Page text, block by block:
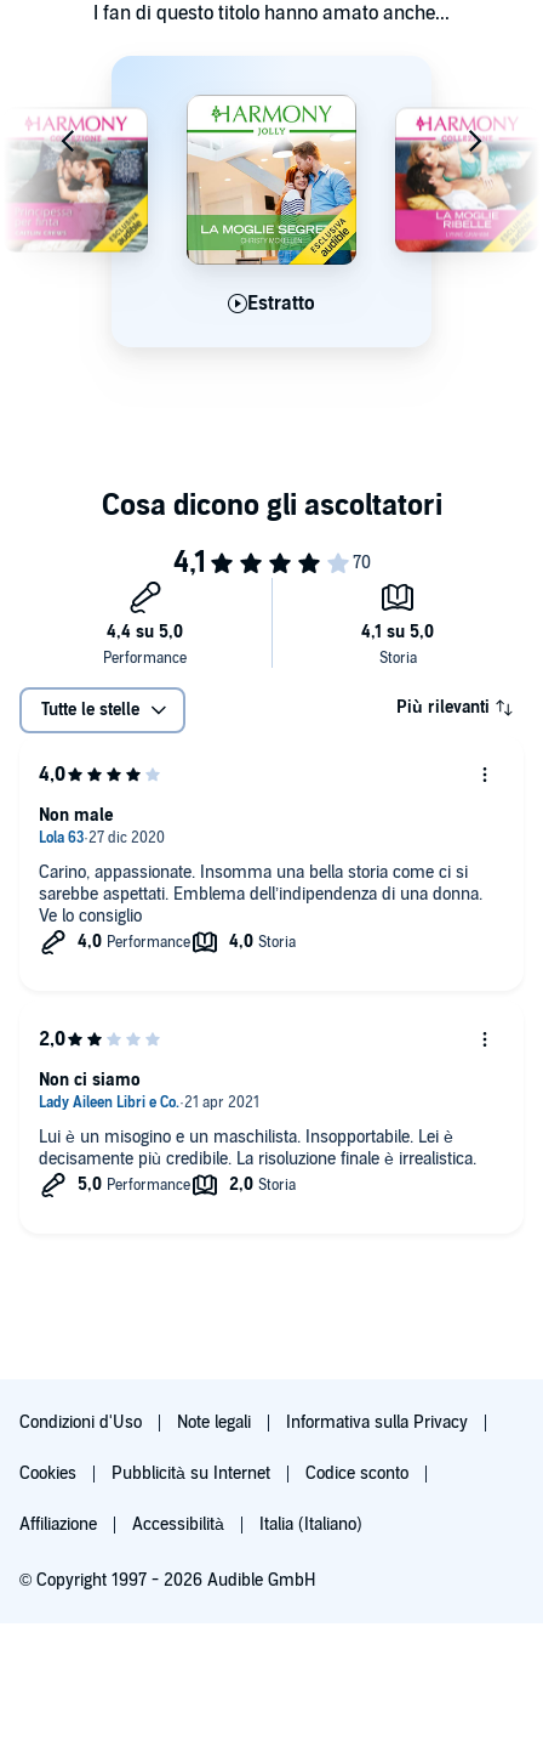
I fan di questo titolo hanno amato anche...
Estratto
Tutte le stelle Più rilevanti
Carino, appassionate. Insomma una bella storia come ci si
sarebbe aspettati. Emblema dell’indipendenza di una donna.
Ve lo consiglio
Non male
Lui è un misogino e un maschilista. Insopportabile. Lei è
decisamente più credibile. La risoluzione finale è irrealistica.
Non ci siamo
Condizioni d'Uso Note legali Informativa sulla Privacy
Cookies Pubblicità su Internet Codice sconto
Affiliazione Accessibilità Italia (Italiano)
© Copyright 1997 - 2026 Audible GmbH